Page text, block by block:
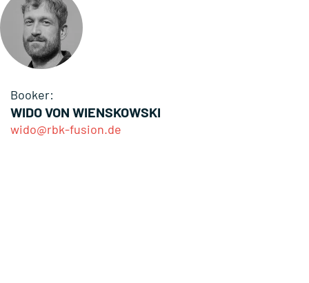
Booker:
WIDO VON WIENSKOWSKI
wido@rbk-fusion.de